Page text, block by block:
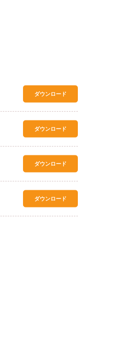
ダウンロード
ダウンロード
ダウンロード
ダウンロード